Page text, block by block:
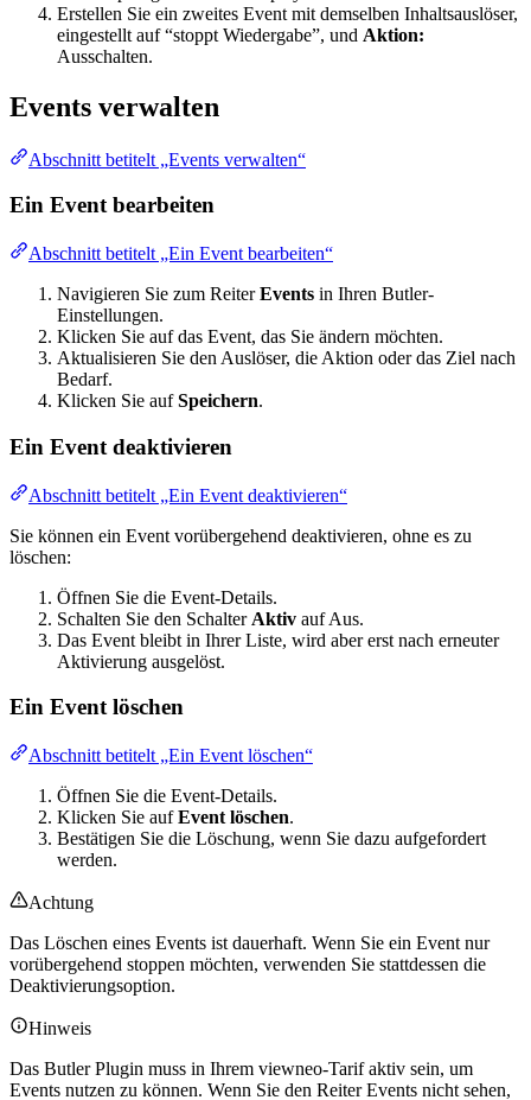
Erstellen Sie ein zweites Event mit demselben Inhaltsauslöser,
eingestellt auf “stoppt Wiedergabe”, und Aktion:
Ausschalten.
Events verwalten
Abschnitt betitelt „Events verwalten“
Ein Event bearbeiten
Abschnitt betitelt „Ein Event bearbeiten“
Navigieren Sie zum ReiterEvents in Ihren Butler-
Einstellungen.
Klicken Sie auf das Event, das Sie ändern möchten.
Aktualisieren Sie den Auslöser, die Aktion oder das Ziel nach
Bedarf.
Klicken Sie aufSpeichern.
Ein Event deaktivieren
Abschnitt betitelt „Ein Event deaktivieren“
Sie können ein Event vorübergehend deaktivieren, ohne es zu
löschen:
Öffnen Sie die Event-Details.
Schalten Sie den Schalter Aktiv auf Aus.
Das Event bleibt in Ihrer Liste, wird aber erst nach erneuter
Aktivierung ausgelöst.
Ein Event löschen
Abschnitt betitelt „Ein Event löschen“
Öffnen Sie die Event-Details.
Klicken Sie aufEvent löschen.
Bestätigen Sie die Löschung, wenn Sie dazu aufgefordert
werden.
Achtung
Das Löschen eines Events ist dauerhaft. Wenn Sie ein Event nur
vorübergehend stoppen möchten, verwenden Sie stattdessen die
Deaktivierungsoption.
Hinweis
Das Butler Plugin muss in Ihrem viewneo-Tarif aktiv sein, um
Events nutzen zu können. Wenn Sie den Reiter Events nicht sehen,